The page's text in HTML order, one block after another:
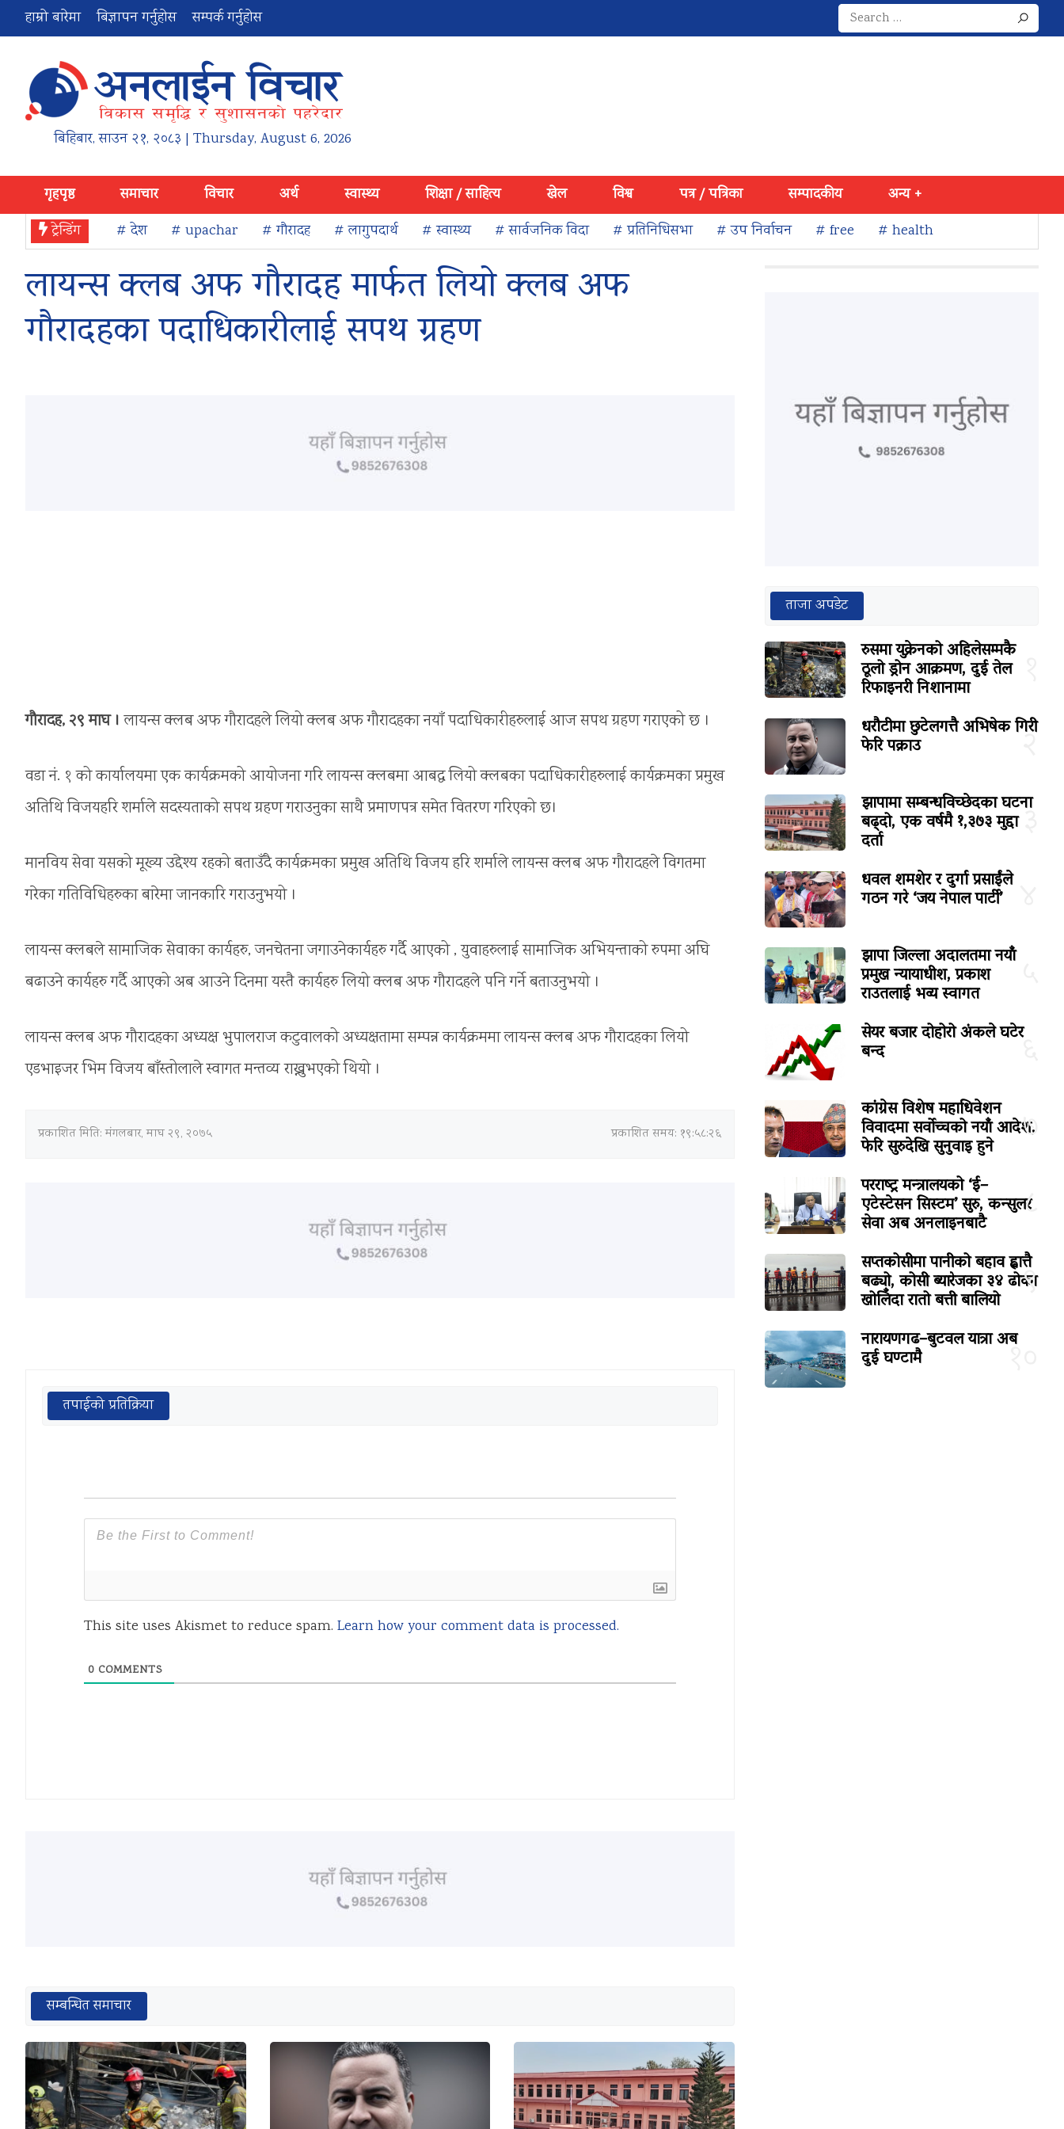
हाम्रो बारेमा बिज्ञापन गर्नुहोस सम्पर्क गर्नुहोस
Search
for:
बिहिबार,साउन २१, २०८३ | Thursday, August 6, 2026
गृहपृष्ठ समाचार विचार अर्थ स्वास्थ्य शिक्षा / साहित्य खेल विश्व पत्र / पत्रिका सम्पादकीय
अन्य +
ट्रेन्डिंग
# देश # upachar # गौरादह # लागुपदार्थ # स्वास्थ्य # सार्वजनिक विदा # प्रतिनिधिसभा # उप निर्वाचन # free # health
लायन्स क्लब अफ गौरादह मार्फत लियो क्लब अफ
गौरादहका पदाधिकारीलाई सपथ ग्रहण
गौरादह, २९ माघ । लायन्स क्लब अफ गौरादहले लियो क्लब अफ गौरादहका नयाँ पदाधिकारीहरुलाई आज सपथ ग्रहण गराएको छ ।
वडा नं. १ को कार्यालयमा एक कार्यक्रमको आयोजना गरि लायन्स क्लबमा आबद्ध लियो क्लबका पदाधिकारीहरुलाई कार्यक्रमका प्रमुख
अतिथि विजयहरि शर्माले सदस्यताको सपथ ग्रहण गराउनुका साथै प्रमाणपत्र समेत वितरण गरिएको छ।
मानविय सेवा यसको मूख्य उद्देश्य रहको बताउँदै कार्यक्रमका प्रमुख अतिथि विजय हरि शर्माले लायन्स क्लब अफ गौरादहले विगतमा
गरेका गतिविधिहरुका बारेमा जानकारि गराउनुभयो ।
लायन्स क्लबले सामाजिक सेवाका कार्यहरु, जनचेतना जगाउनेकार्यहरु गर्दै आएको , युवाहरुलाई सामाजिक अभियन्ताको रुपमा अघि
बढाउने कार्यहरु गर्दै आएको अब आउने दिनमा यस्तै कार्यहरु लियो क्लब अफ गौरादहले पनि गर्ने बताउनुभयो ।
लायन्स क्लब अफ गौरादहका अध्यक्ष भुपालराज कटुवालको अध्यक्षतामा सम्पन्न कार्यक्रममा लायन्स क्लब अफ गौरादहका लियो
एडभाइजर भिम विजय बाँस्तोलाले स्वागत मन्तव्य राख्नुभएको थियो ।
प्रकाशित मिति:मंगलबार, माघ २९, २०७५ प्रकाशित समय: १९:५८:२६
तपाईको प्रतिक्रिया
This site uses Akismet to reduce spam. Learn how your comment data is processed.
0 COMMENTS
सम्बन्धित समाचार
ताजा अपडेट
रुसमा युक्रेनको अहिलेसम्मकै
ठूलो ड्रोन आक्रमण, दुई तेल
रिफाइनरी निशानामा
२
धरौटीमा छुटेलगत्तै अभिषेक गिरी
फेरि पक्राउ
३
झापामा सम्बन्धविच्छेदका घटना
बढ्दो, एक वर्षमै १,३७३ मुद्दा
दर्ता
धवल शमशेर र दुर्गा प्रसाईंले
गठन गरे ‘जय नेपाल पार्टी’
झापा जिल्ला अदालतमा नयाँ
प्रमुख न्यायाधीश, प्रकाश
राउतलाई भव्य स्वागत
६
सेयर बजार दोहोरो अंकले घटेर
बन्द
७
कांग्रेस विशेष महाधिवेशन
विवादमा सर्वोच्चको नयाँ आदेश,
फेरि सुरुदेखि सुनुवाइ हुने
८
परराष्ट्र मन्त्रालयको ‘ई–
एटेस्टेसन सिस्टम’ सुरु, कन्सुलर
सेवा अब अनलाइनबाटै
९
सप्तकोसीमा पानीको बहाव ह्वात्तै
बढ्यो, कोसी ब्यारेजका ३४ ढोका
खोलिँदा रातो बत्ती बालियो
१०
नारायणगढ–बुटवल यात्रा अब
दुई घण्टामै